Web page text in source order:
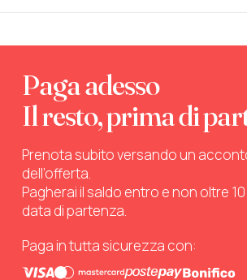
Paga adesso
Il resto, prima di
Prenota subito versando un
dell’offerta.
Pagherai il saldo entro e non oltre
data di partenza.
Paga in tutta sicurezza con: